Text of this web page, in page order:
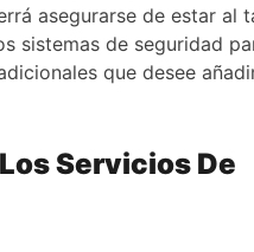
asegurarse de estar al
sistemas de seguridad
que desee
Servicios De